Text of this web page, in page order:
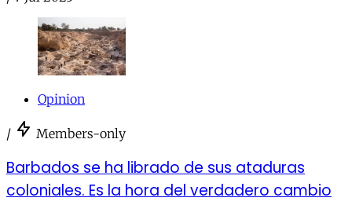
Opinion
/ Members-only
Barbados se ha librado de sus ataduras
coloniales. Es la hora del verdadero cambio